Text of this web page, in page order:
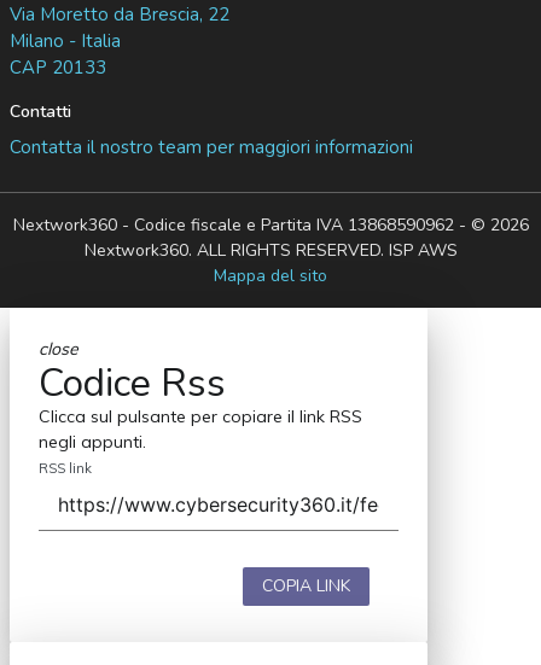
Via Moretto da Brescia, 22
Milano - Italia
CAP 20133
Contatti
Contatta il nostro team per maggiori informazioni
Nextwork360 - Codice fiscale e Partita IVA 13868590962 - © 2026
Nextwork360. ALL RIGHTS RESERVED. ISP AWS
Mappa del sito
close
Codice Rss
Clicca sul pulsante per copiare il link RSS
negli appunti.
RSS link
COPIA LINK